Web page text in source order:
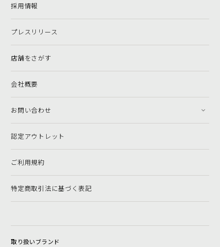
採用情報
プレスリリース
店舗をさがす
会社概要
お問い合わせ
認定アウトレット
ご利用規約
特定商取引法に基づく表記
取り扱いブランド